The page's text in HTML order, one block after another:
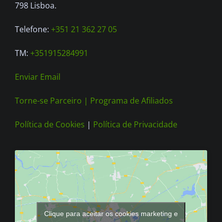
product
798 Lisboa.
Telefone: +351 21 362 27 05
TM: +351915284991
Enviar Email
Torne-se Parceiro | Programa de Afiliados
Política de Cookies | Política de Privacidade
Clique para aceitar os cookies marketing e